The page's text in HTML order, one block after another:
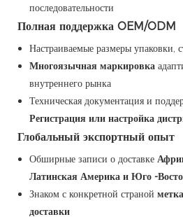
последовательности
Полная поддержка OEM/ODM
Настраиваемые размеры упаковки,
Многоязычная маркировка
внутреннего рынка
Техническая документация и
Регистрация или настройка
Глобальный экспортный опыт
Обширные записи о доставке
Латинская Америка и Юго -
Знаком с конкретной страной
доставки